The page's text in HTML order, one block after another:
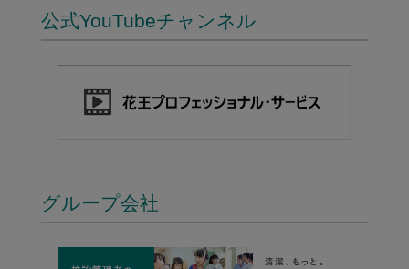
公式YouTubeチャンネル
グループ会社